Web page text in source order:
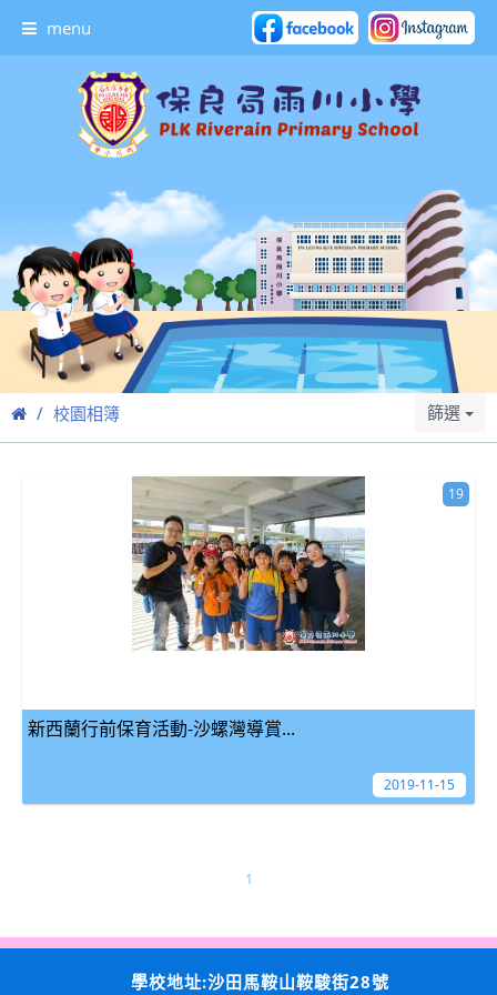
menu
校園相簿 篩選
新西蘭行前保育活動-沙螺灣導賞...
19
2019-11-15
1
學校地址:沙田馬鞍山鞍駿街28號